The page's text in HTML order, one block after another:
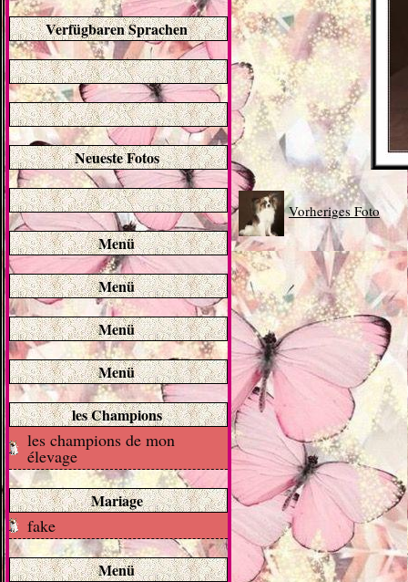
Verfügbaren Sprachen
Neueste Fotos
Menü
Menü
Menü
Menü
les Champions
les champions de mon
élevage
Mariage
fake
Menü
Vorheriges Foto